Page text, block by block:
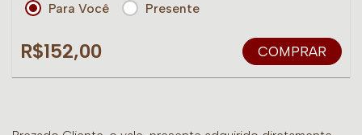
Para Você Presente
R$152,00 COMPRAR